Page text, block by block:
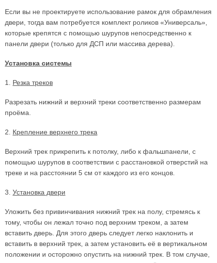
Если вы не проектируете использование рамок для обрамления
двери, тогда вам потребуется комплект роликов «Универсаль»,
которые крепятся с помощью шурупов непосредственно к
панели двери (только для ДСП или массива дерева).
Установка системы
1. Резка треков
Разрезать нижний и верхний треки соответственно размерам
проёма.
2. Крепление верхнего трека
Верхний трек прикрепить к потолку, либо к фальшпанели, с
помощью шурупов в соответствии с расстановкой отверстий на
треке и на расстоянии 5 см от каждого из его концов.
3. Установка двери
Уложить без привинчивания нижний трек на полу, стремясь к
тому, чтобы он лежал точно под верхним треком, а затем
вставить дверь. Для этого дверь следует легко наклонить и
вставить в верхний трек, а затем установить её в вертикальном
положении и осторожно опустить на нижний трек. В том случае,